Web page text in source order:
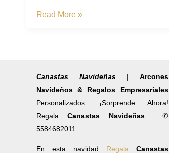
Read More »
Canastas Navideñas| Arcones
Navideños & Regalos Empresariales
Personalizados. ¡Sorprende Ahora!
RegalaCanastas Navideñas✆
5584682011.
En esta navidad Regala Canastas